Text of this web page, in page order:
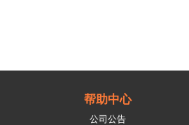
帮助中心
公司公告